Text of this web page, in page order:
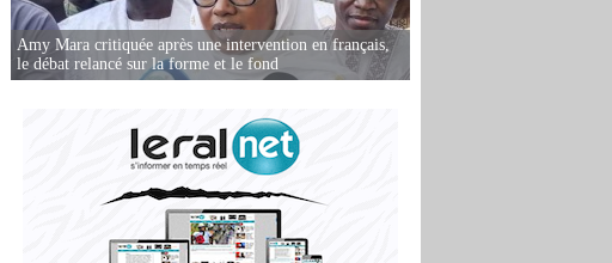
Amy Mara critiquée après une intervention en français,
le débat relancé sur la forme et le fond